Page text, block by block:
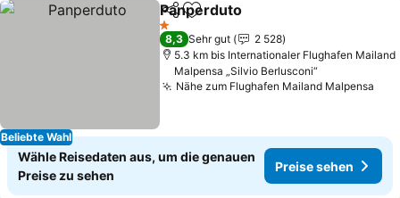
Beliebte Wahl
TeilenZu Favoriten hinzufügen
Panperduto
1 Sterne
8,3 Sehr gut
2 528
5.3 km bis Internationaler Flughafen Mailand
Malpensa „Silvio Berlusconi“
Nähe zum Flughafen Mailand Malpensa
Wähle Reisedaten aus, um die genauen
Preise zu sehen
Preise sehen